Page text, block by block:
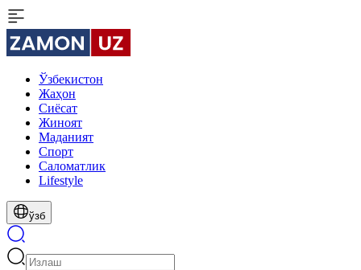
Ўзбекистон
Жаҳон
Сиёсат
Жиноят
Маданият
Спорт
Cаломатлик
Lifestyle
ўзб